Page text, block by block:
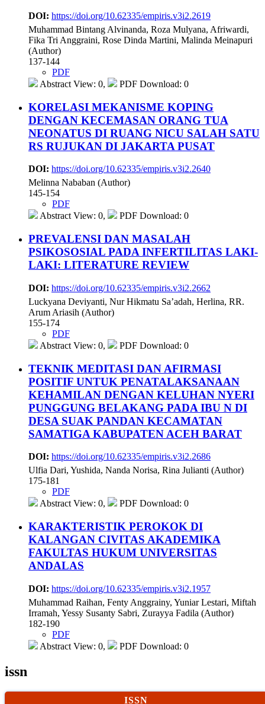
DOI: https://doi.org/10.62335/empiris.v3i2.2619
Muhammad Bintang Alvinanda, Roza Mulyana, Afriwardi,
Fika Tri Anggraini, Rose Dinda Martini, Malinda Meinapuri
(Author)
137-144
PDF
Abstract View: 0,
PDF Download: 0
KORELASI MEKANISME KOPING
DENGAN KECEMASAN ORANG TUA
NEONATUS DI RUANG NICU SALAH SATU
RS RUJUKAN DI JAKARTA PUSAT
DOI: https://doi.org/10.62335/empiris.v3i2.2640
Melinna Nababan (Author)
145-154
PDF
Abstract View: 0,
PDF Download: 0
PREVALENSI DAN MASALAH
PSIKOSOSIAL PADA INFERTILITAS LAKI-
LAKI: LITERATURE REVIEW
DOI: https://doi.org/10.62335/empiris.v3i2.2662
Luckyana Deviyanti, Nur Hikmatu Sa’adah, Herlina, RR.
Arum Ariasih (Author)
155-174
PDF
Abstract View: 0,
PDF Download: 0
TEKNIK MEDITASI DAN AFIRMASI
POSITIF UNTUK PENATALAKSANAAN
KEHAMILAN DENGAN KELUHAN NYERI
PUNGGUNG BELAKANG PADA IBU N DI
DESA SUAK PANDAN KECAMATAN
SAMATIGA KABUPATEN ACEH BARAT
DOI: https://doi.org/10.62335/empiris.v3i2.2686
Ulfia Dari, Yushida, Nanda Norisa, Rina Julianti (Author)
175-181
PDF
Abstract View: 0,
PDF Download: 0
KARAKTERISTIK PEROKOK DI
KALANGAN CIVITAS AKADEMIKA
FAKULTAS HUKUM UNIVERSITAS
ANDALAS
DOI: https://doi.org/10.62335/empiris.v3i2.1957
Muhammad Raihan, Fenty Anggrainy, Yuniar Lestari, Miftah
Irramah, Yessy Susanty Sabri, Zurayya Fadila (Author)
182-190
PDF
Abstract View: 0,
PDF Download: 0
issn
ISSN